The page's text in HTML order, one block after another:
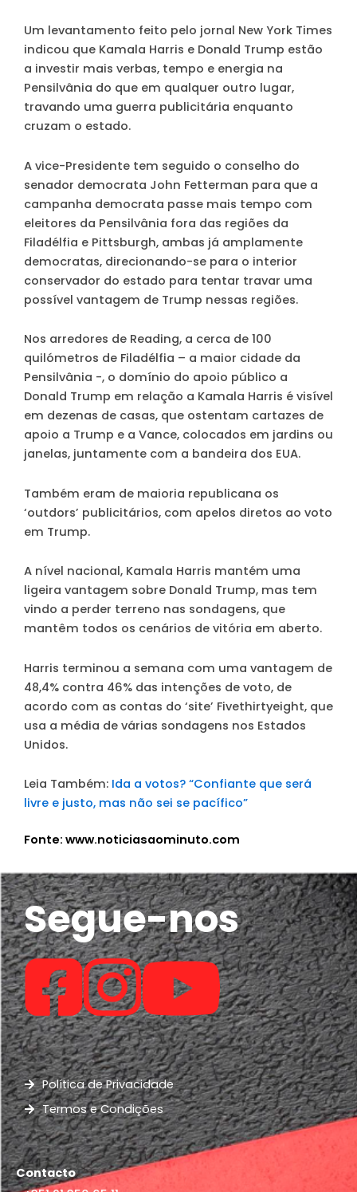
Um levantamento feito pelo jornal New York Times
indicou que Kamala Harris e Donald Trump estão
a investir mais verbas, tempo e energia na
Pensilvânia do que em qualquer outro lugar,
travando uma guerra publicitária enquanto
cruzam o estado.
A vice-Presidente tem seguido o conselho do
senador democrata John Fetterman para que a
campanha democrata passe mais tempo com
eleitores da Pensilvânia fora das regiões da
Filadélfia e Pittsburgh, ambas já amplamente
democratas, direcionando-se para o interior
conservador do estado para tentar travar uma
possível vantagem de Trump nessas regiões.
Nos arredores de Reading, a cerca de 100
quilómetros de Filadélfia – a maior cidade da
Pensilvânia -, o domínio do apoio público a
Donald Trump em relação a Kamala Harris é visível
em dezenas de casas, que ostentam cartazes de
apoio a Trump e a Vance, colocados em jardins ou
janelas, juntamente com a bandeira dos EUA.
Também eram de maioria republicana os
‘outdors’ publicitários, com apelos diretos ao voto
em Trump.
A nível nacional, Kamala Harris mantém uma
ligeira vantagem sobre Donald Trump, mas tem
vindo a perder terreno nas sondagens, que
mantêm todos os cenários de vitória em aberto.
Harris terminou a semana com uma vantagem de
48,4% contra 46% das intenções de voto, de
acordo com as contas do ‘site’ Fivethirtyeight, que
usa a média de várias sondagens nos Estados
Unidos.
Leia Também: Ida a votos? “Confiante que será
livre e justo, mas não sei se pacífico”
Fonte: www.noticiasaominuto.com
Segue-nos
Política de Privacidade
Termos e Condições
Contacto